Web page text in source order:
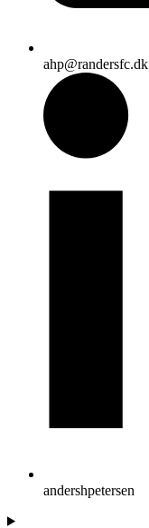
ahp@randersfc.dk
andershpetersen